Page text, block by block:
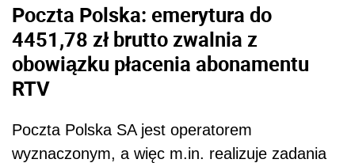
Poczta Polska: emerytura do
4451,78 zł brutto zwalnia z
obowiązku płacenia abonamentu
RTV
Poczta Polska SA jest operatorem
wyznaczonym, a więc m.in. realizuje zadania